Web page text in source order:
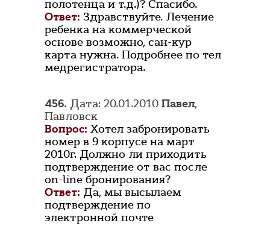
полотенца и т.д.)? Спасибо.
Ответ: Здравствуйте. Лечение
ребенка на коммерческой
основе возможно, сан-кур
карта нужна. Подробнее по тел
медрегистратора.
456. Дата: 20.01.2010 Павел,
Павловск
Вопрос: Хотел забронировать
номер в 9 корпусе на март
2010г. Должно ли приходить
подтверждение от вас после
on-line бронирования?
Ответ: Да, мы высылаем
подтверждение по
электронной почте